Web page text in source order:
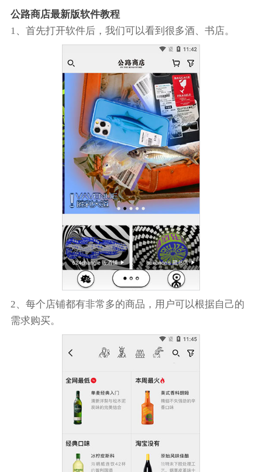
公路商店最新版软件教程
1、首先打开软件后，我们可以看到很多酒、书店。
2、每个店铺都有非常多的商品，用户可以根据自己的
需求购买。